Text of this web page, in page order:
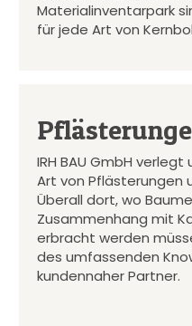
Materialinventarpark
für jede Art von
IRH BAU GmbH
Art von Pflästerungen
Überall dort, wo
Zusammenhang mit
erbracht werden
des umfassenden
kundennaher Partner.